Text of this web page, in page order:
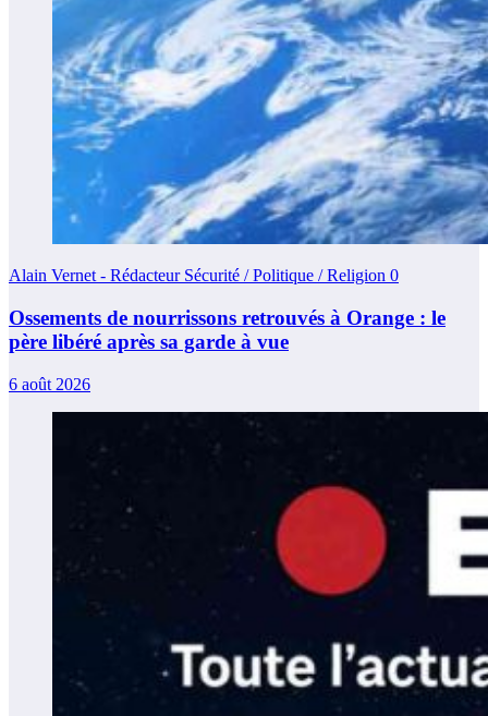
Alain Vernet - Rédacteur Sécurité / Politique / Religion 0
Ossements de nourrissons retrouvés à Orange : le
père libéré après sa garde à vue
6 août 2026